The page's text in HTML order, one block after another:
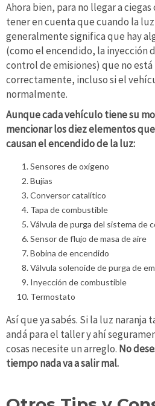
Ahora bien, para no llegar a
tener en cuenta que cuando la
generalmente significa que hay
(como el encendido, la inyección
control de emisiones) que no
correctamente, incluso si el
normalmente.
Aunque cada vehículo tiene su
mencionar los diez elementos
causan el encendido de la luz:
Sensores de oxígeno
Bujías
Conversor catalítico
Tapa de combustible
Válvula de purga del sistema de
Sensor de flujo de masa de aire
Bobina de encendido
Válvula solenoide de purga de
Inyección de combustible
Termostato
Así que ya sabés. Si la luz naranja
andá para el taller y ahí
cosas necesite un arreglo. No
tiempo nada va a salir mal.